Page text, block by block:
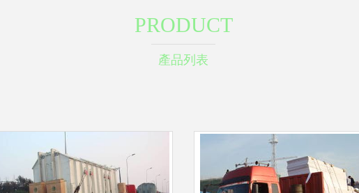
PRODUCT
產品列表